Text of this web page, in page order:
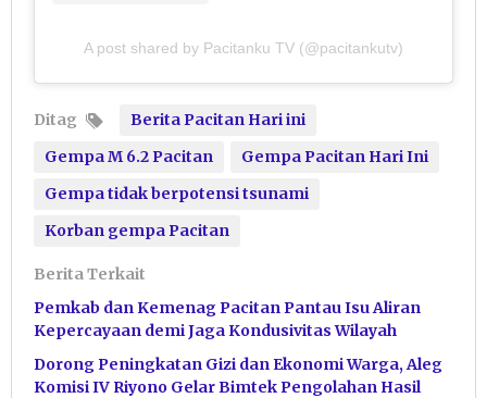
A post shared by Pacitanku TV (@pacitankutv)
Ditag
Berita Pacitan Hari ini
Gempa M 6.2 Pacitan
Gempa Pacitan Hari Ini
Gempa tidak berpotensi tsunami
Korban gempa Pacitan
Berita Terkait
Pemkab dan Kemenag Pacitan Pantau Isu Aliran
Kepercayaan demi Jaga Kondusivitas Wilayah
Dorong Peningkatan Gizi dan Ekonomi Warga, Aleg
Komisi IV Riyono Gelar Bimtek Pengolahan Hasil